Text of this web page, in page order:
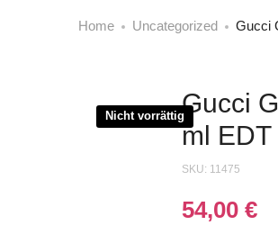
Home Uncategorized Gucci
Nicht vorrättigGucci
ml EDT
SKU: 11475
54,00 €